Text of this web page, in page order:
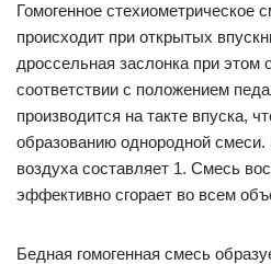
Гомогенное стехиометрическое
происходит при открытых
дроссельная заслонка при этом
соответствии с положением
производится на такте впуска,
образованию однородной
воздуха составляет 1. Смесь
эффективно сгорает во всем
Бедная гомогенная смесь